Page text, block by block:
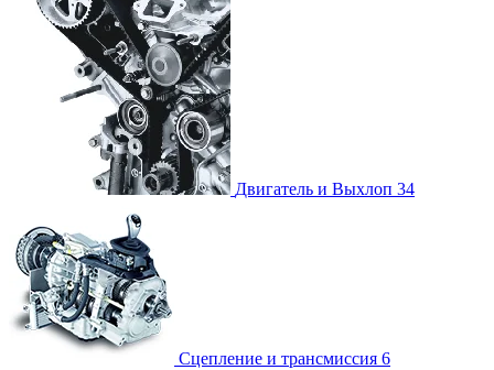
Двигатель и Выхлоп 34
Сцепление и трансмиссия 6